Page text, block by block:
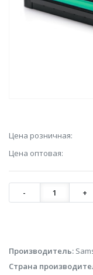
Цена розничная:
Цена оптовая:
- 1 +
Производитель:
Страна